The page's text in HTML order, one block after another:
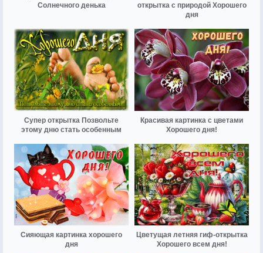
Солнечного денька
открытка с природой Хорошего
дня
Супер открытка Позвольте
этому дню стать особенным
Красивая картинка с цветами
Хорошего дня!
Сияющая картинка хорошего
дня
Цветущая летняя гиф-открытка
Хорошего всем дня!